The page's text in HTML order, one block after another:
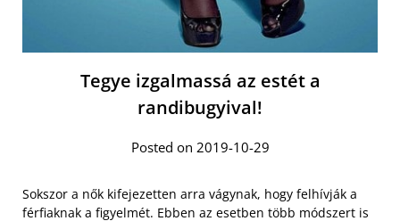
Tegye izgalmassá az estét a
randibugyival!
Posted on 2019-10-29
Sokszor a nők kifejezetten arra vágynak, hogy felhívják a
férfiaknak a figyelmét. Ebben az esetben több módszert is